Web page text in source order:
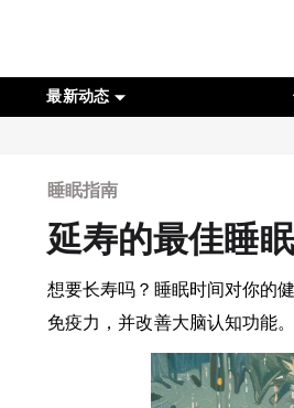
最新动态
睡眠指南
延寿的最佳睡
想要长寿吗？睡眠时间对你的
免疫力，并改善大脑认知功能